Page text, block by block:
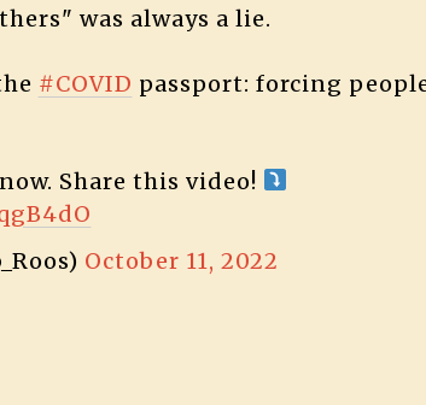
was always a lie.
#COVID passport: forcing
Share this video!
October 11, 2022